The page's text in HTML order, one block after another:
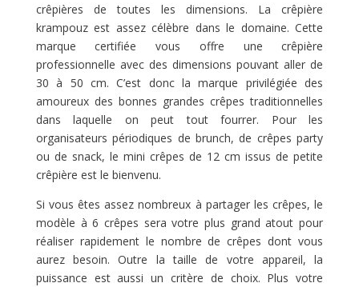
crêpières de toutes les dimensions. La crêpière
krampouz est assez célèbre dans le domaine. Cette
marque certifiée vous offre une crêpière
professionnelle avec des dimensions pouvant aller de
30 à 50 cm. C’est donc la marque privilégiée des
amoureux des bonnes grandes crêpes traditionnelles
dans laquelle on peut tout fourrer. Pour les
organisateurs périodiques de brunch, de crêpes party
ou de snack, le mini crêpes de 12 cm issus de petite
crêpière est le bienvenu.
Si vous êtes assez nombreux à partager les crêpes, le
modèle à 6 crêpes sera votre plus grand atout pour
réaliser rapidement le nombre de crêpes dont vous
aurez besoin. Outre la taille de votre appareil, la
puissance est aussi un critère de choix. Plus votre